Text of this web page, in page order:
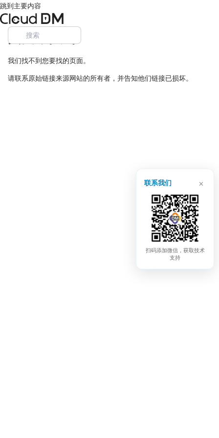
跳到主要内容
页面未找到
我们找不到您要找的页面。
请联系原始链接来源网站的所有者，并告知他们链接已损坏。
联系我们 ×
扫码添加微信，获取技术
支持